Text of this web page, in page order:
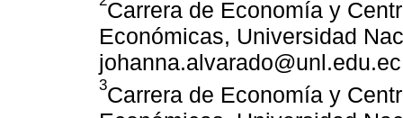
Carrera de Economía y
Económicas, Universidad
johanna.alvarado@unl.edu.ec
3Carrera de Economía y